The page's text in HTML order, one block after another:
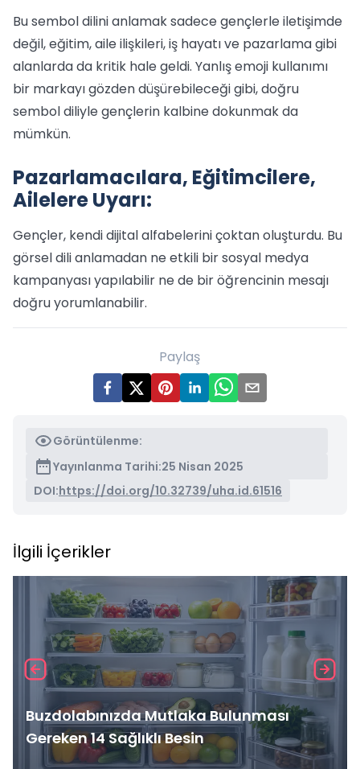
Bu sembol dilini anlamak sadece gençlerle iletişimde
değil, eğitim, aile ilişkileri, iş hayatı ve pazarlama gibi
alanlarda da kritik hale geldi. Yanlış emoji kullanımı
bir markayı gözden düşürebileceği gibi, doğru
sembol diliyle gençlerin kalbine dokunmak da
mümkün.
Pazarlamacılara, Eğitimcilere,
Ailelere Uyarı:
Gençler, kendi dijital alfabelerini çoktan oluşturdu. Bu
görsel dili anlamadan ne etkili bir sosyal medya
kampanyası yapılabilir ne de bir öğrencinin mesajı
doğru yorumlanabilir.
Paylaş
Görüntülenme:
Yayınlanma Tarihi:25 Nisan 2025
DOI:https://doi.org/10.32739/uha.id.61516
İlgili İçerikler
Buzdolabınızda Mutlaka Bulunması
Gereken 14 Sağlıklı Besin